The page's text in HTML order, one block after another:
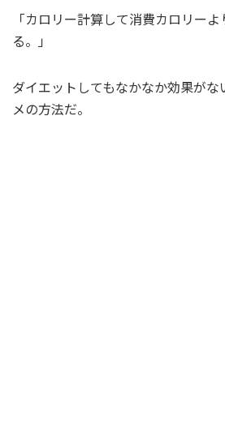
「カロリー計算して消費カロリー
る。」
ダイエットしてもなかなか効果が
メの方法だ。